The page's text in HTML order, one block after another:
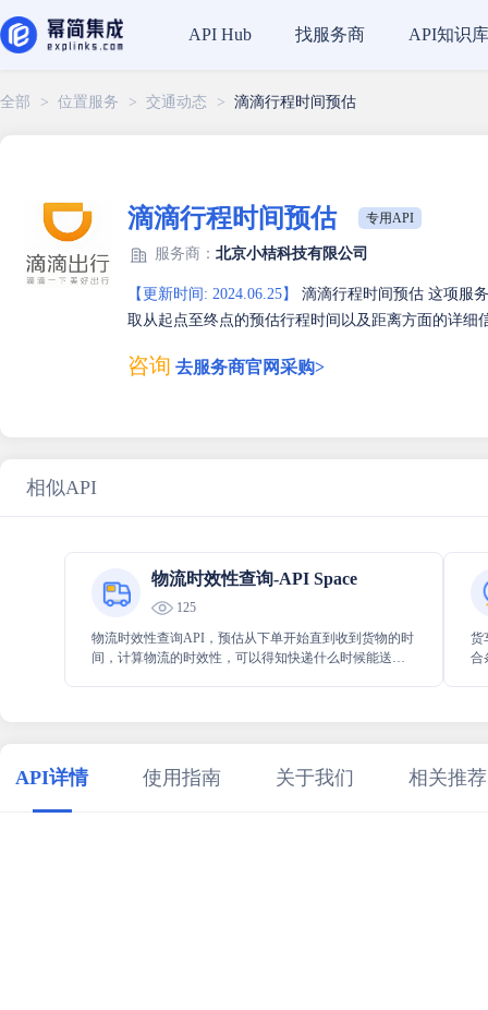
API Hub 找服务商 API知识库
全部 > 位置服务 > 交通动态 > 滴滴行程时间预估
滴滴行程时间预估 专用API
服务商： 北京小桔科技有限公司
【更新时间: 2024.06.25】
滴滴行程时间预估 这项服
取从起点至终点的预估行程时间以及距离方面的详
咨询 去服务商官网采购>
相似API
物流时效性查询-API Space
125
物流时效性查询API，预估从下单开始直到收到货物的时
间，计算物流的时效性，可以得知快递什么时候能送达
货
合
API详情 使用指南 关于我们 相关推荐